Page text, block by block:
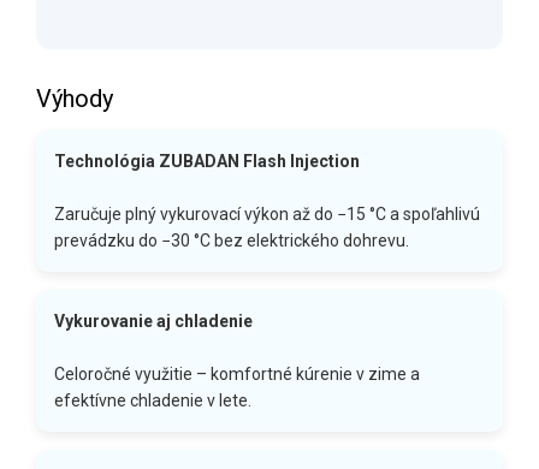
Výhody
Technológia ZUBADAN Flash Injection
Zaručuje plný vykurovací výkon až do −15 °C a spoľahlivú
prevádzku do −30 °C bez elektrického dohrevu.
Vykurovanie aj chladenie
Celoročné využitie – komfortné kúrenie v zime a
efektívne chladenie v lete.